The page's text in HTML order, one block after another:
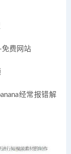
费网站
经常报错解